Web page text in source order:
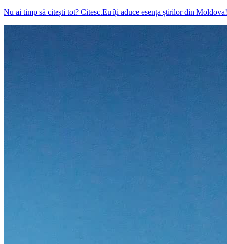
Nu ai timp să citești tot? Citesc.Eu îți aduce esența știrilor din Moldova!